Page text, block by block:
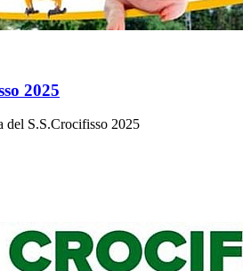
2025
S.S.Crocifisso 2025